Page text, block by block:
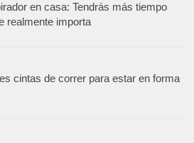
en casa: Tendrás más tiempo
realmente importa
cintas de correr para estar en forma